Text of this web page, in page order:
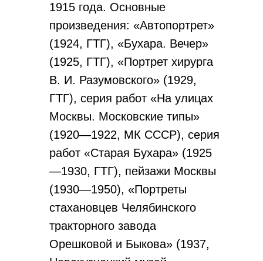
1915 года. Основные
произведения: «Автопортрет»
(1924, ГТГ), «Бухара. Вечер»
(1925, ГТГ), «Портрет хирурга
В. И. Разумовского» (1929,
ГТГ), серия работ «На улицах
Москвы. Московские типы»
(1920—1922, МК СССР), серия
работ «Старая Бухара» (1925
—1930, ГТГ), пейзажи Москвы
(1930—1950), «Портреты
стахановцев Челябинского
тракторного завода
Орешковой и Быкова» (1937,